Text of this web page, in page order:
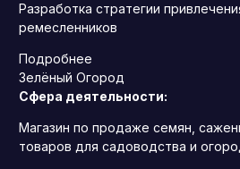
Разработка стратегии
ремесленников
Подробнее
Зелёный Огород
Сфера деятельности:
Магазин по продаже семян,
товаров для садоводства и